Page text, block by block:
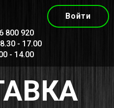
Войти
800 920
- 17.00
- 14.00